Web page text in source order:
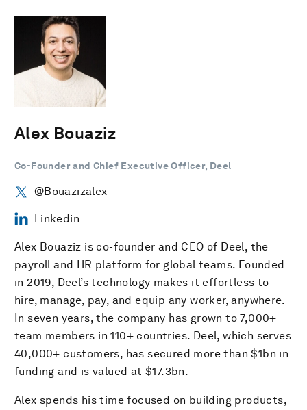
Alex Bouaziz
Co-Founder and Chief Executive Officer, Deel
@Bouazizalex
Linkedin
Alex Bouaziz is co-founder and CEO of Deel, the
payroll and HR platform for global teams. Founded
in 2019, Deel’s technology makes it effortless to
hire, manage, pay, and equip any worker, anywhere.
In seven years, the company has grown to 7,000+
team members in 110+ countries. Deel, which serves
40,000+ customers, has secured more than $1bn in
funding and is valued at $17.3bn.
Alex spends his time focused on building products,